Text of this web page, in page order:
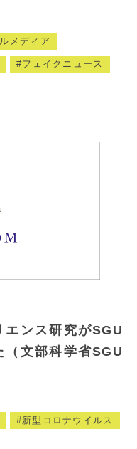
メディア
フェイクニュース
ンス研究がSGU
文部科学省SGU
新型コロナウイルス